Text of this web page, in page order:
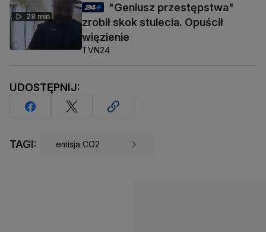
28 min
"Geniusz przestępstwa"
zrobił skok stulecia. Opuścił
więzienie
TVN24
UDOSTĘPNIJ:
TAGI: emisja CO2